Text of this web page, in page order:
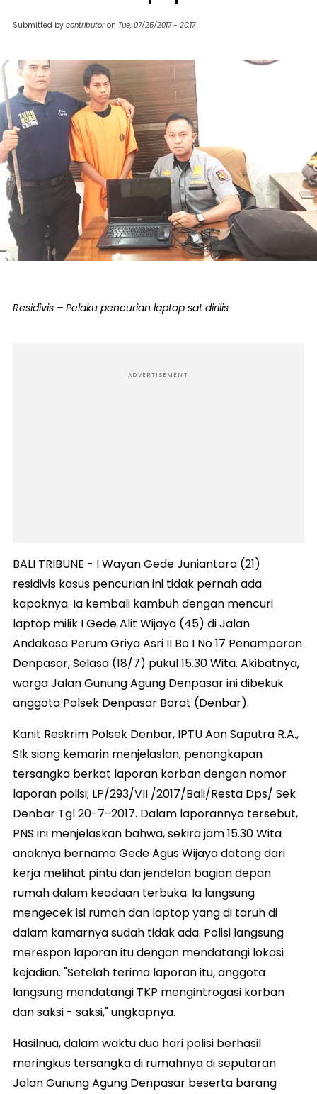
Submitted by contributor on Tue, 07/25/2017 - 20:17
Residivis – Pelaku pencurian laptop sat dirilis
ADVERTISEMENT
BALI TRIBUNE - I Wayan Gede Juniantara (21)
residivis kasus pencurian ini tidak pernah ada
kapoknya. Ia kembali kambuh dengan mencuri
laptop milik I Gede Alit Wijaya (45) di Jalan
Andakasa Perum Griya Asri II Bo I No 17 Penamparan
Denpasar, Selasa (18/7) pukul 15.30 Wita. Akibatnya,
warga Jalan Gunung Agung Denpasar ini dibekuk
anggota Polsek Denpasar Barat (Denbar).
Kanit Reskrim Polsek Denbar, IPTU Aan Saputra R.A.,
SIk siang kemarin menjelaslan, penangkapan
tersangka berkat laporan korban dengan nomor
laporan polisi; LP/293/VII /2017/Bali/Resta Dps/ Sek
Denbar Tgl 20-7-2017. Dalam laporannya tersebut,
PNS ini menjelaskan bahwa, sekira jam 15.30 Wita
anaknya bernama Gede Agus Wijaya datang dari
kerja melihat pintu dan jendelan bagian depan
rumah dalam keadaan terbuka. Ia langsung
mengecek isi rumah dan laptop yang di taruh di
dalam kamarnya sudah tidak ada. Polisi langsung
merespon laporan itu dengan mendatangi lokasi
kejadian. "Setelah terima laporan itu, anggota
langsung mendatangi TKP mengintrogasi korban
dan saksi - saksi," ungkapnya.
Hasilnua, dalam waktu dua hari polisi berhasil
meringkus tersangka di rumahnya di seputaran
Jalan Gunung Agung Denpasar beserta barang